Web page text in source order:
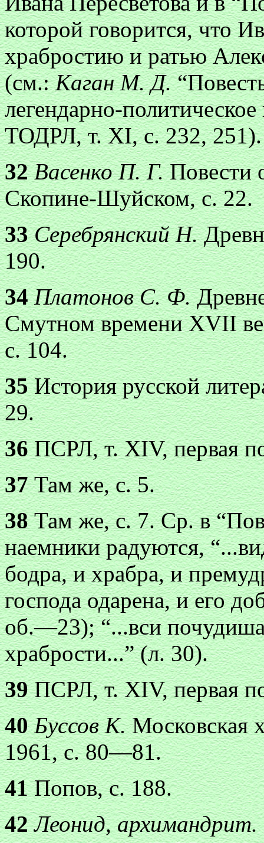
которой говорится, что
храбростию и ратью
(см.:Каган М. Д.
легендарно-
ТОДРЛ, т. XI, с. 232, 251).
32 Васенко П. Г.Повести
Скопине-Шуйском, с. 22.
33 Серебрянский Н.
190.
34 Платонов С. Ф.
Смутном времени XVII
с. 104.
35История русской
29.
36ПСРЛ, т. XIV, первая
37Там же, с. 5.
38Там же, с. 7. Ср. в
наемники радуются,
бодра, и храбра, и
господа одарена, и его
об.—23); “...вси
храбрости...” (л. 30).
39ПСРЛ, т. XIV, первая
40 Буссов К.Московская
1961, с. 80—81.
41Попов, с. 188.
42 Леонид, архимандрит.